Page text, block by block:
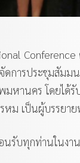
ดการประชุมสัม
มหานคร โดยได้
ม เป็นผู้บรรยาย
รับทุกท่านในงา